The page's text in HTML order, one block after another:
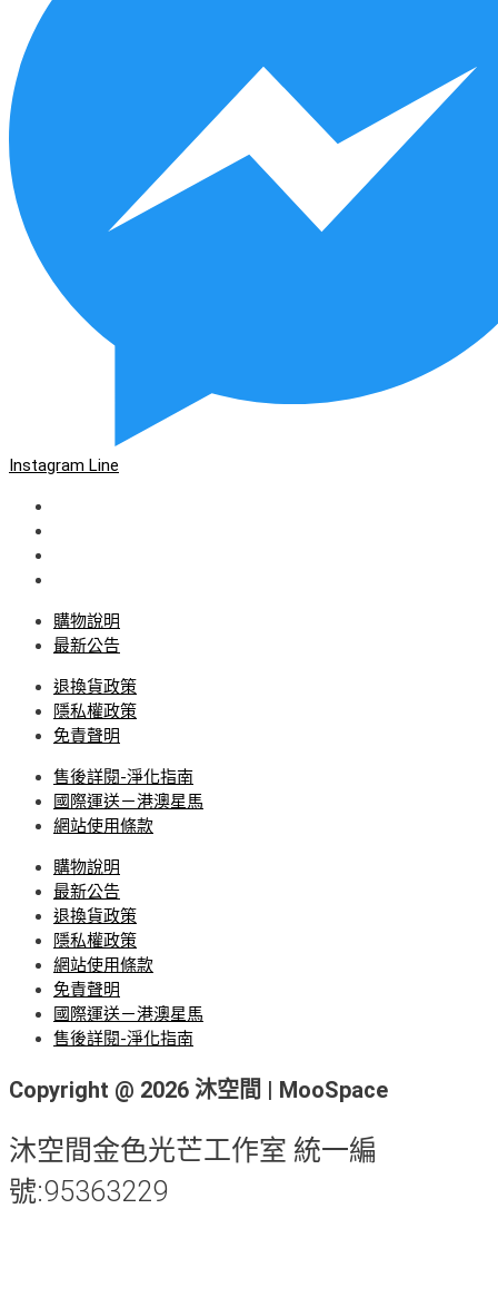
Instagram Line
購物說明
最新公告
退換貨政策
隱私權政策
免責聲明
售後詳閱-淨化指南
國際運送－港澳星馬
網站使用條款
購物說明
最新公告
退換貨政策
隱私權政策
網站使用條款
免責聲明
國際運送－港澳星馬
售後詳閱-淨化指南
Copyright @ 2026 沐空間 | MooSpace
沐空間金色光芒工作室 統一編
號:95363229